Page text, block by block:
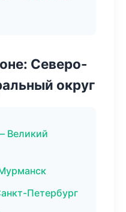
Северо-
округ
Великий
Петербург